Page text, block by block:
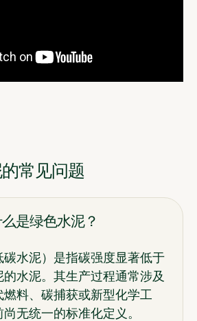
常见问题
是绿色水泥？
碳水泥）是指碳强度显著低于
水泥。其生产过程通常涉及
料、碳捕获或新型化学工
无统一的标准化定义。